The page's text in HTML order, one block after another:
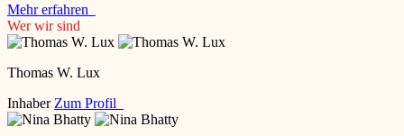
Mehr erfahren
Wer wir sind
Thomas W. Lux
Inhaber Zum Profil